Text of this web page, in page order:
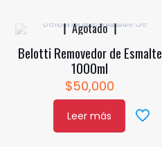
página
de
Agotado
Belotti Removedor de Esmalte
1000ml
$50,000
Leer más